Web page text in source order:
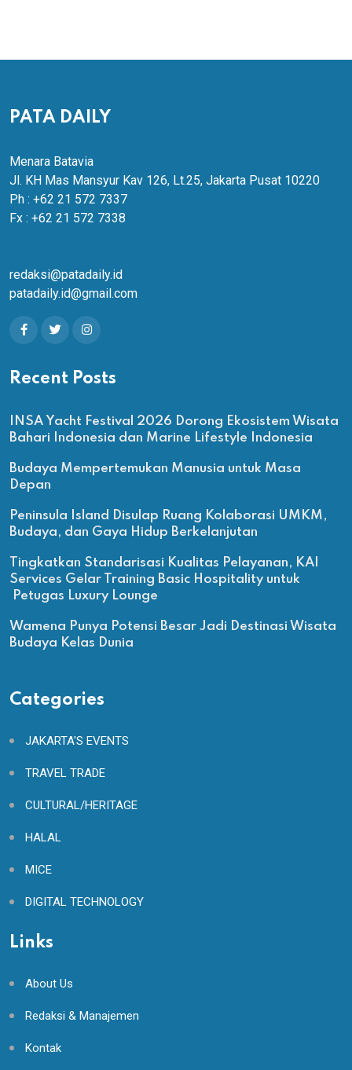
PATA DAILY
Menara Batavia
Jl. KH Mas Mansyur Kav 126, Lt.25, Jakarta Pusat 10220
Ph : +62 21 572 7337
Fx : +62 21 572 7338
redaksi@patadaily.id
patadaily.id@gmail.com
Recent Posts
INSA Yacht Festival 2026 Dorong Ekosistem Wisata
Bahari Indonesia dan Marine Lifestyle Indonesia
Budaya Mempertemukan Manusia untuk Masa
Depan
Peninsula Island Disulap Ruang Kolaborasi UMKM,
Budaya, dan Gaya Hidup Berkelanjutan
Tingkatkan Standarisasi Kualitas Pelayanan, KAI
Services Gelar Training Basic Hospitality untuk
Petugas Luxury Lounge
Wamena Punya Potensi Besar Jadi Destinasi Wisata
Budaya Kelas Dunia
Categories
JAKARTA'S EVENTS
TRAVEL TRADE
CULTURAL/HERITAGE
HALAL
MICE
DIGITAL TECHNOLOGY
Links
About Us
Redaksi & Manajemen
Kontak